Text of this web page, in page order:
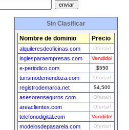
Sin Clasificar
Nombre de dominio Precio
alquileresdeoficinas.com Ofertar!
inglesparaempresas.com Vendido!
e-periodico.com $550
turismodemendoza.com Ofertar!
registrodemarca.net $4,500
asesorenseguros.com Ofertar!
areaclientes.com Ofertar!
telefonodigital.com Vendido!
modelosdepasarela.com Ofertar!